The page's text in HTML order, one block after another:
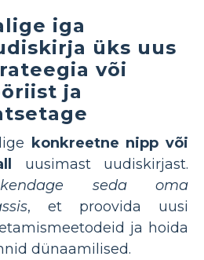
iga
üks uus
või
ja
konkreetne nipp või
uusimast uudiskirjast.
seda oma
, et proovida uusi
ja hoida
dünaamilised.